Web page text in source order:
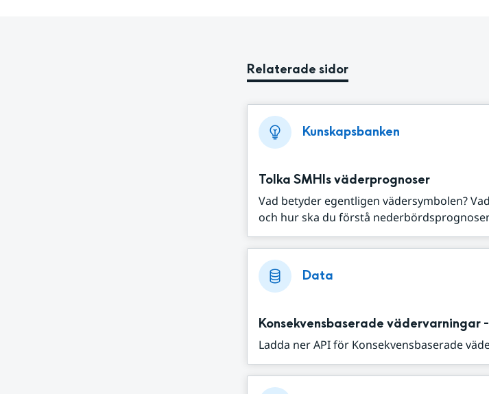
Relaterade sidor
Kunskapsbanken
Tolka SMHIs väderprognoser
Vad betyder egentligen vädersymbolen?
och hur ska du förstå
Data
Konsekvensbaserade vädervarningar
Ladda ner API för Konsekvensbaserade